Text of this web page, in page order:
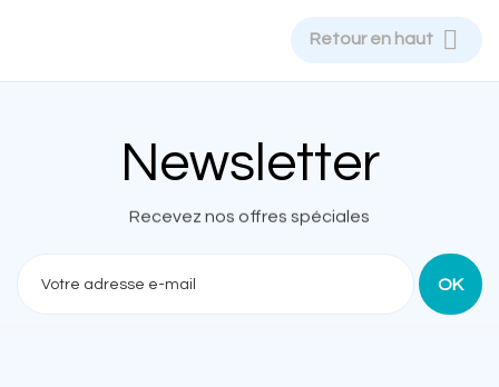
Retour en haut 
Newsletter
Recevez nos offres spéciales